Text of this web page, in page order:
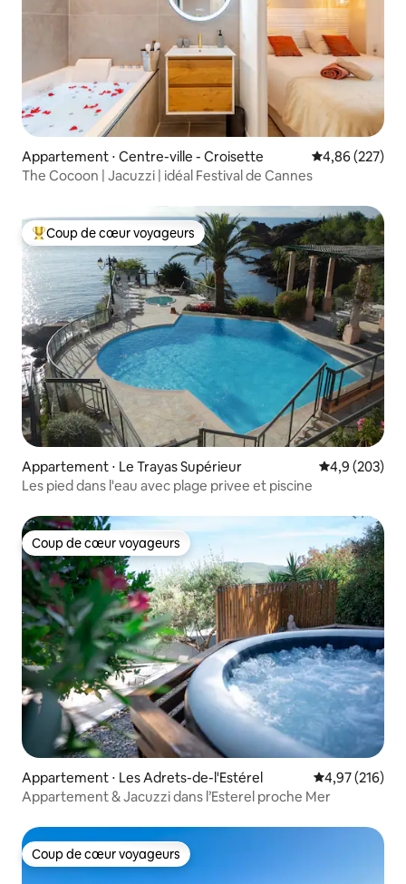
Appartement ⋅ Centre-ville - Croisette Évaluation
4,86 (227)
The Cocoon | Jacuzzi | idéal Festival de Cannes
Coups de cœur voyageurs les plus appréciés
Coup de cœur voyageurs
Appartement ⋅ Le Trayas Supérieur Évaluation
4,9 (203)
Les pied dans l'eau avec plage privee et piscine
Coup de cœur voyageurs
Coup de cœur voyageurs
Appartement ⋅ Les Adrets-de-l'Estérel Évaluation
4,97 (216)
Appartement & Jacuzzi dans l’Esterel proche Mer
Coup de cœur voyageurs
Coup de cœur voyageurs